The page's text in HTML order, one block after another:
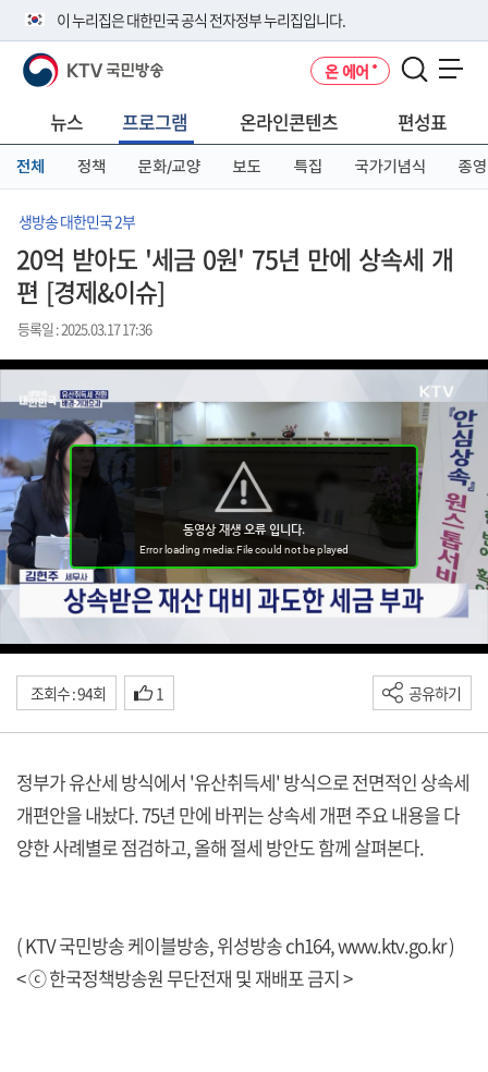
이 누리집은 대한민국 공식 전자정부 누리집입니다.
공식 누리집 주소 확인하기
니다.
이밖에 or.kr 또는 .kr등 다른 도메인 주소를 사용하고 있다면 아래 URL에
서 도메인 주소를 확인해 보세요
KTV 국민방송 온 에어
뉴스 프로그램 온라인콘텐츠 편성표
전체 정책 문화/교양 보도 특집 국가기념식 종영
생방송 대한민국 2부
20억 받아도 '세금 0원' 75년 만에 상속세 개
편 [경제&이슈]
등록일 : 2025.03.17 17:36
조회수 : 94회 1 공유하기
정부가 유산세 방식에서 '유산취득세' 방식으로 전면적인 상속세
개편안을 내놨다. 75년 만에 바뀌는 상속세 개편 주요 내용을 다
양한 사례별로 점검하고, 올해 절세 방안도 함께 살펴본다.
( KTV 국민방송 케이블방송, 위성방송 ch164,www.ktv.go.kr)
< ⓒ 한국정책방송원 무단전재 및 재배포 금지 >